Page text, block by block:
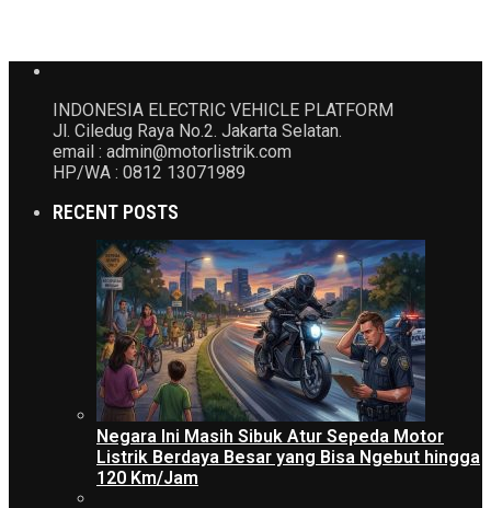
INDONESIA ELECTRIC VEHICLE PLATFORM
Jl. Ciledug Raya No.2. Jakarta Selatan.
email : admin@motorlistrik.com
HP/WA : 0812 13071989
RECENT POSTS
Negara Ini Masih Sibuk Atur Sepeda Motor
Listrik Berdaya Besar yang Bisa Ngebut hingga
120 Km/Jam